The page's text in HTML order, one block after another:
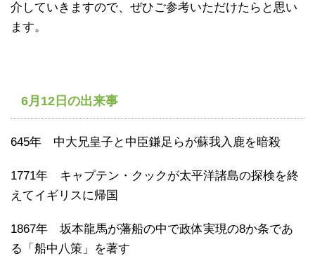
介していきますので、ぜひご参考いただけたらと思い
ます。
6月12日の出来事
645年 中大兄皇子と中臣鎌足らが蘇我入鹿を暗殺
1771年 キャプテン・クックが太平洋諸島の探検を終
えてイギリスに帰国
1867年 坂本龍馬が藩船の中で政体実現の8か条であ
る「船中八策」を著す